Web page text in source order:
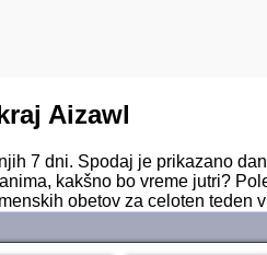
Aizawl
7 dni. Spodaj je prikazano
kakšno bo vreme jutri?
obetov za celoten teden